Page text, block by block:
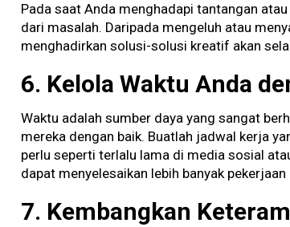
Pada saat Anda menghadapi tantangan
dari masalah. Daripada mengeluh atau
menghadirkan solusi-solusi kreatif akan
6. Kelola Waktu Anda
Waktu adalah sumber daya yang sangat
mereka dengan baik. Buatlah jadwal kerja
perlu seperti terlalu lama di media sosial
dapat menyelesaikan lebih banyak
7. Kembangkan